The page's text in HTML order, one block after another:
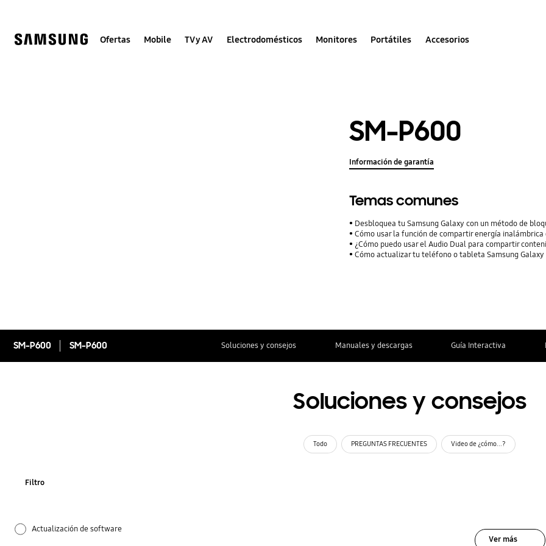
Ofertas Mobile TV y AV Electrodomésticos Monitores Portátiles Accesorios
SM-P600
Información de garantía
Temas comunes
Desbloquea tu Samsung Galaxy con un método de
Cómo usar la función de compartir energía
¿Cómo puedo usar el Audio Dual para compartir
Cómo actualizar tu teléfono o tableta Samsung Galaxy
SM-P600 SM-P600 Soluciones y consejos Manuales y descargas Guía Interactiva
Soluciones y consejos
Todo PREGUNTAS FRECUENTES Video de ¿cómo...?
Filtro
Actualización de software
Ver más